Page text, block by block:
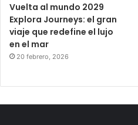
Vuelta al mundo 2029
Explora Journeys: el gran
viaje que redefine el lujo
en el mar
20 febrero, 2026